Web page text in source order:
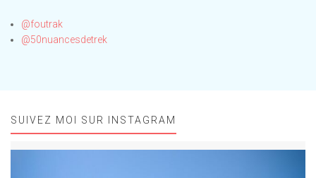
@foutrak
@50nuancesdetrek
SUIVEZ MOI SUR INSTAGRAM